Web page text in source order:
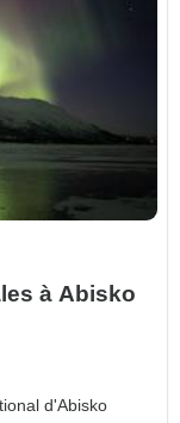
à Abisko
d'Abisko